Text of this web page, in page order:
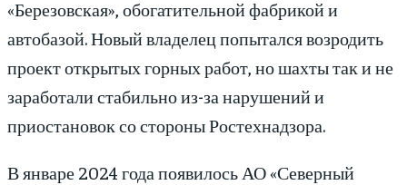
«Березовская», обогатительной фабрикой и
автобазой. Новый владелец попытался возродить
проект открытых горных работ, но шахты так и не
заработали стабильно из-за нарушений и
приостановок со стороны Ростехнадзора.
В январе 2024 года появилось АО «Северный